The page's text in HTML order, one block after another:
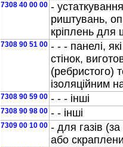
7308 40 00 00 -
риштувань,
крiплень для
7308 90 51 00 - - - панелi,
стiнок,
(ребристого)
iзоляцiйним
7308 90 59 00 - - - iншi
7308 90 98 00 - - iншi
7309 00 10 00 - для газiв
або